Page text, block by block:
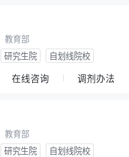
教育部
研究生院 自划线院校
在线咨询 调剂办法
教育部
研究生院 自划线院校